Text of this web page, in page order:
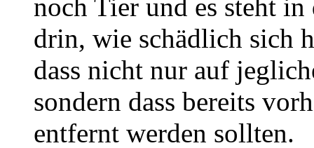
noch Tier und es steht
drin, wie schädlich sich
dass nicht nur auf
sondern dass bereits
entfernt werden sollten.